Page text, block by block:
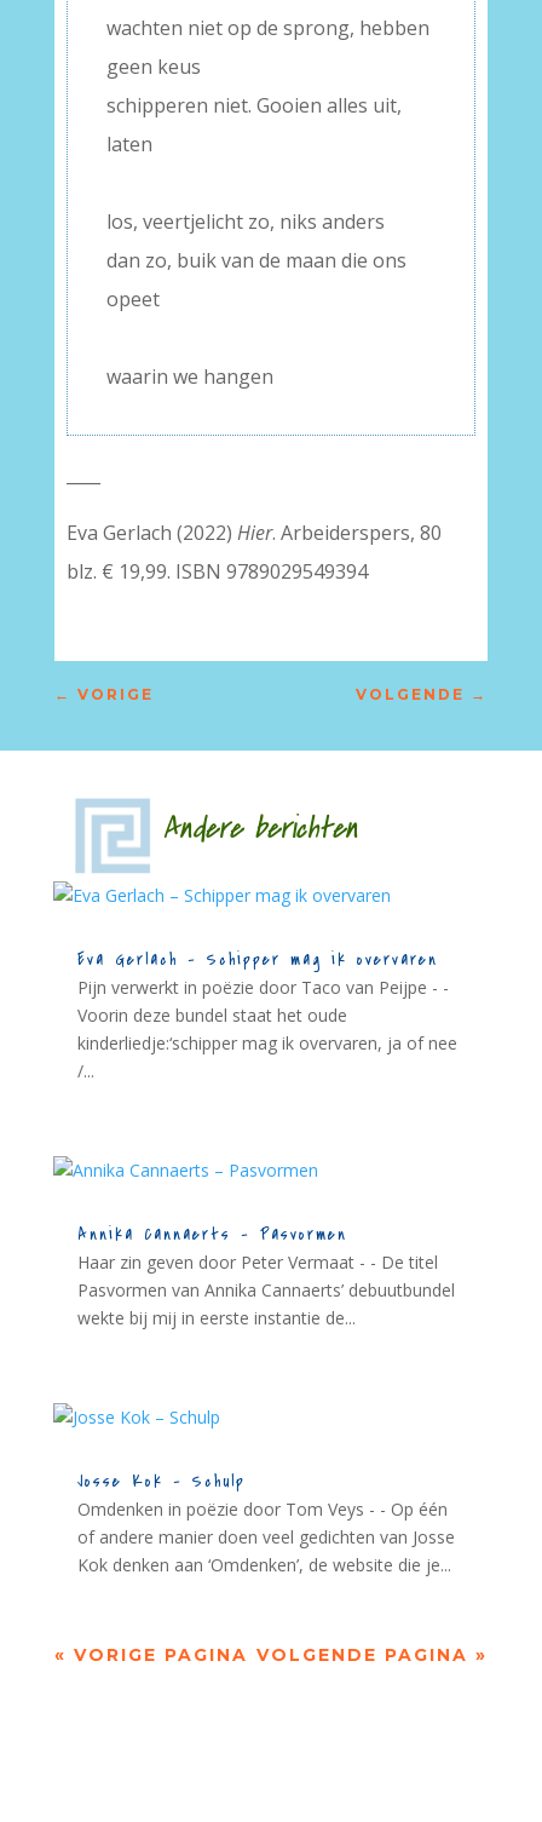
wachten niet op de sprong, hebben
geen keus
schipperen niet. Gooien alles uit,
laten
los, veertjelicht zo, niks anders
dan zo, buik van de maan die ons
opeet
waarin we hangen
Eva Gerlach (2022) Hier. Arbeiderspers, 80
blz. € 19,99. ISBN 9789029549394
← VORIGE VOLGENDE →
Andere berichten
Eva Gerlach – Schipper mag ik overvaren
Pijn verwerkt in poëzie door Taco van Peijpe - -
Voorin deze bundel staat het oude
kinderliedje:‘schipper mag ik overvaren, ja of nee
/...
Annika Cannaerts – Pasvormen
Haar zin geven door Peter Vermaat - - De titel
Pasvormen van Annika Cannaerts’ debuutbundel
wekte bij mij in eerste instantie de...
Josse Kok – Schulp
Omdenken in poëzie door Tom Veys - - Op één
of andere manier doen veel gedichten van Josse
Kok denken aan ‘Omdenken’, de website die je...
« VORIGE PAGINA VOLGENDE PAGINA »